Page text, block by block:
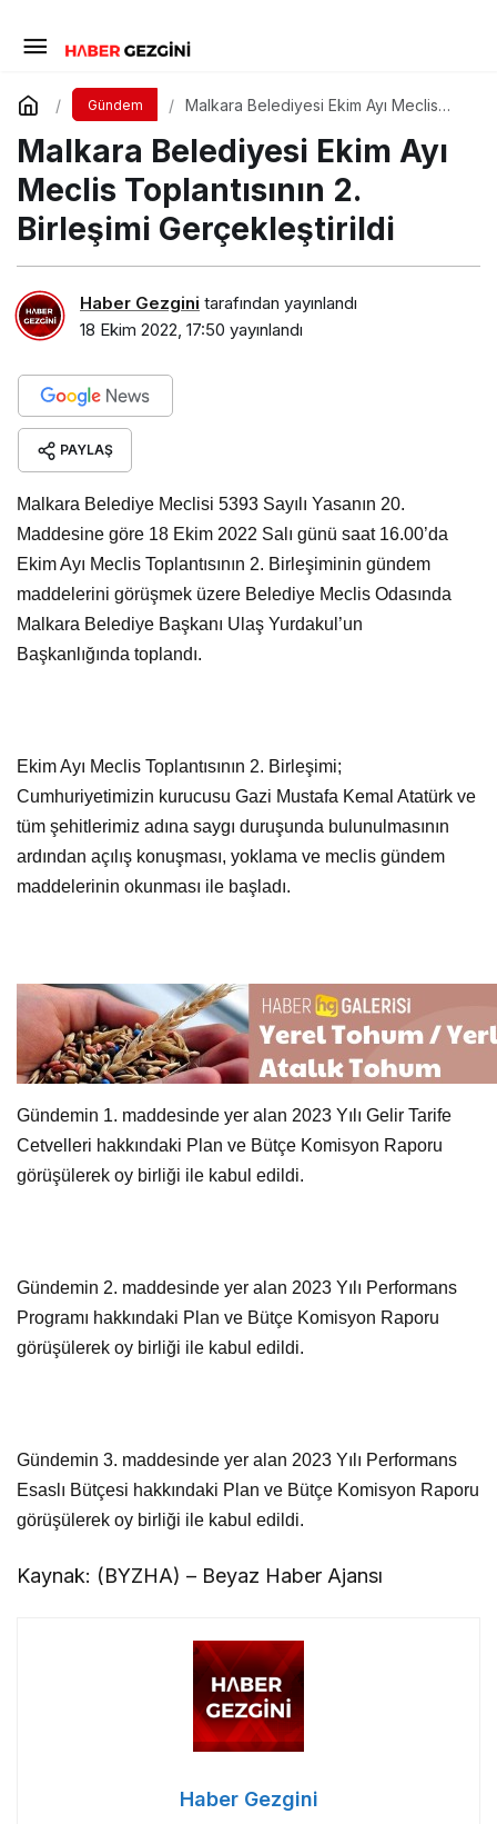
Gündem
Malkara Belediyesi Ekim Ayı Meclis
Malkara Belediyesi Ekim Ayı
Meclis Toplantısının 2.
Birleşimi Gerçekleştirildi
Haber Gezgini tarafından yayınlandı
18 Ekim 2022, 17:50 yayınlandı
PAYLAŞ
Malkara Belediye Meclisi 5393 Sayılı Yasanın 20.
Maddesine göre 18 Ekim 2022 Salı günü saat 16.00’da
Ekim Ayı Meclis Toplantısının 2. Birleşiminin gündem
maddelerini görüşmek üzere Belediye Meclis Odasında
Malkara Belediye Başkanı Ulaş Yurdakul’un
Başkanlığında toplandı.
Ekim Ayı Meclis Toplantısının 2. Birleşimi;
Cumhuriyetimizin kurucusu Gazi Mustafa Kemal Atatürk ve
tüm şehitlerimiz adına saygı duruşunda bulunulmasının
ardından açılış konuşması, yoklama ve meclis gündem
maddelerinin okunması ile başladı.
Gündemin 1. maddesinde yer alan 2023 Yılı Gelir Tarife
Cetvelleri hakkındaki Plan ve Bütçe Komisyon Raporu
görüşülerek oy birliği ile kabul edildi.
Gündemin 2. maddesinde yer alan 2023 Yılı Performans
Programı hakkındaki Plan ve Bütçe Komisyon Raporu
görüşülerek oy birliği ile kabul edildi.
Gündemin 3. maddesinde yer alan 2023 Yılı Performans
Esaslı Bütçesi hakkındaki Plan ve Bütçe Komisyon Raporu
görüşülerek oy birliği ile kabul edildi.
Kaynak: (BYZHA) – Beyaz Haber Ajansı
Haber Gezgini